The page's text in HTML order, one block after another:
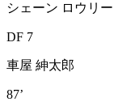
シェーン ロウリー
DF 7
車屋 紳太郎
87’